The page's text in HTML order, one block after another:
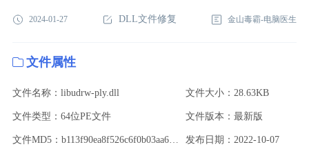
2024-01-27 DLL文件修复 金山毒霸-电脑医生
文件属性
文件名称：libudrw-ply.dll 文件大小：28.63KB
文件类型：64位PE文件 文件版本：最新版
文件MD5：b113f90ea8f526c6f0b03aa681e2ea22 发布日期：2022-10-07